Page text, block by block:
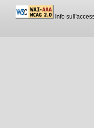
Info